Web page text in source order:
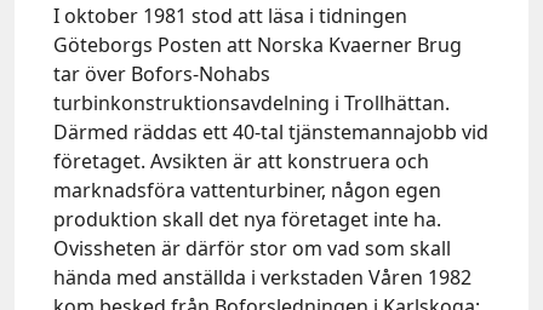
I oktober 1981 stod att läsa i tidningen
Göteborgs Posten att Norska Kvaerner Brug
tar över Bofors-Nohabs
turbinkonstruktionsavdelning i Trollhättan.
Därmed räddas ett 40-tal tjänstemannajobb vid
företaget. Avsikten är att konstruera och
marknadsföra vattenturbiner, någon egen
produktion skall det nya företaget inte ha.
Ovissheten är därför stor om vad som skall
hända med anställda i verkstaden Våren 1982